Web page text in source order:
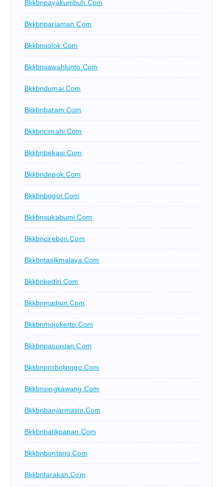
Bkkbnpayakumbuh.com
Bkkbnpariaman.com
Bkkbnsolok.com
Bkkbnsawahlunto.com
Bkkbndumai.com
Bkkbnbatam.com
Bkkbncimahi.com
Bkkbnbekasi.com
Bkkbndepok.com
Bkkbnbogor.com
Bkkbnsukabumi.com
Bkkbncirebon.com
Bkkbntasikmalaya.com
Bkkbnkediri.com
Bkkbnmadiun.com
Bkkbnmojokerto.com
Bkkbnpasuruan.com
Bkkbnprobolinggo.com
Bkkbnsingkawang.com
Bkkbnbanjarmasin.com
Bkkbnbalikpapan.com
Bkkbnbontang.com
Bkkbntarakan.com